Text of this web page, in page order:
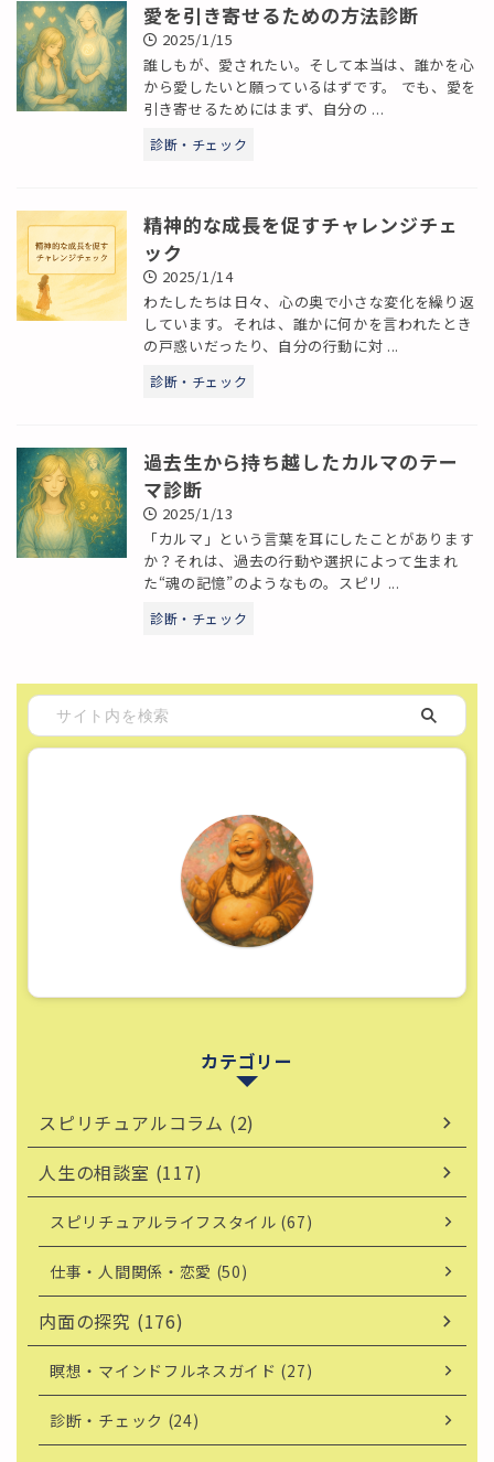
愛を引き寄せるための方法診断
2025/1/15
誰しもが、愛されたい。そして本当は、誰かを心
から愛したいと願っているはずです。 でも、愛を
引き寄せるためにはまず、自分の ...
診断・チェック
精神的な成長を促すチャレンジチェ
ック
2025/1/14
わたしたちは日々、心の奥で小さな変化を繰り返
しています。それは、誰かに何かを言われたとき
の戸惑いだったり、自分の行動に対 ...
診断・チェック
過去生から持ち越したカルマのテー
マ診断
2025/1/13
「カルマ」という言葉を耳にしたことがあります
か？それは、過去の行動や選択によって生まれ
た“魂の記憶”のようなもの。スピリ ...
診断・チェック
カテゴリー
スピリチュアルコラム (2)
人生の相談室 (117)
スピリチュアルライフスタイル (67)
仕事・人間関係・恋愛 (50)
内面の探究 (176)
瞑想・マインドフルネスガイド (27)
診断・チェック (24)